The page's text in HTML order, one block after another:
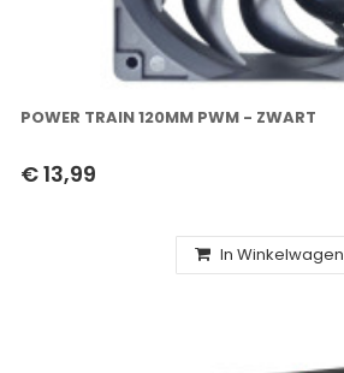
POWER TRAIN 120MM PWM - ZWART
€ 13,99
In Winkelwagen